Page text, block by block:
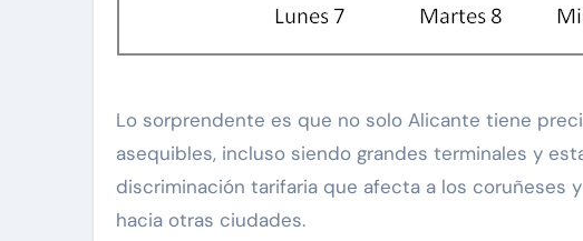
Lo sorprendente es que no solo Alicante tiene
asequibles, incluso siendo grandes terminales y
discriminación tarifaria que afecta a los coruñeses
hacia otras ciudades.